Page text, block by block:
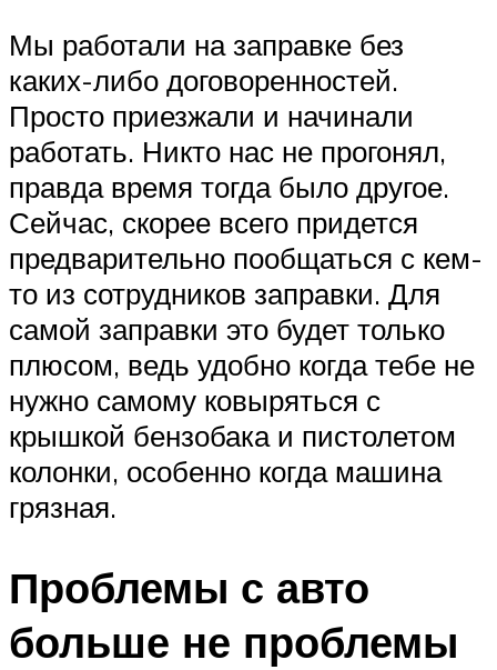
Мы работали на заправке без
каких-либо договоренностей.
Просто приезжали и начинали
работать. Никто нас не прогонял,
правда время тогда было другое.
Сейчас, скорее всего придется
предварительно пообщаться с кем-
то из сотрудников заправки. Для
самой заправки это будет только
плюсом, ведь удобно когда тебе не
нужно самому ковыряться с
крышкой бензобака и пистолетом
колонки, особенно когда машина
грязная.
Проблемы с авто
больше не проблемы